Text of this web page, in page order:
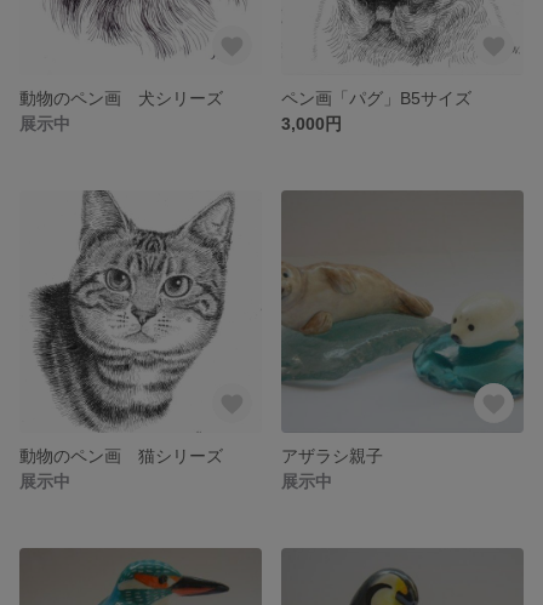
動物のペン画 犬シリーズ
展示中
ペン画「パグ」B5サイズ
3,000円
動物のペン画 猫シリーズ
展示中
アザラシ親子
展示中